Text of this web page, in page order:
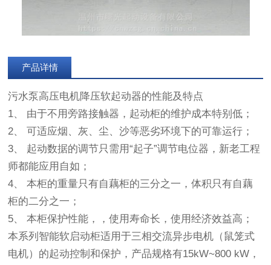
产品详情
污水泵高压电机降压软起动器的性能及特点
1、 由于不用旁路接触器，起动柜的维护成本特别低；
2、 可适应烟、灰、尘、沙等恶劣环境下的可靠运行；
3、 起动数据的调节只需用“起子”调节电位器，新老工程
师都能应用自如；
4、 本柜的重量只有自藕柜的三分之一，体积只有自藕
柜的二分之一；
5、 本柜保护性能，，使用寿命长，使用经济效益高；
本系列智能软启动柜适用于三相交流异步电机（鼠笼式
电机）的起动控制和保护，产品规格有15kW~800 kW，